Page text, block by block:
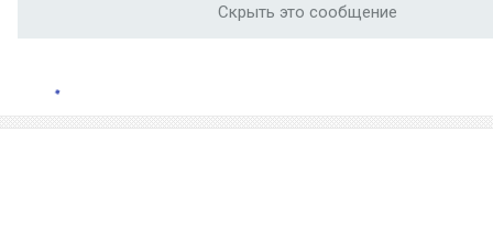
Скрыть это сообщение